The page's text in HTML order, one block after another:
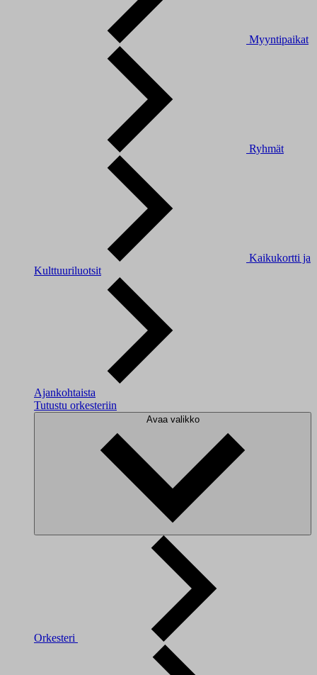
Myyntipaikat
Ryhmät
Kaikukortti ja
Kulttuuriluotsit
Ajankohtaista
Tutustu orkesteriin
Avaa valikko
Orkesteri